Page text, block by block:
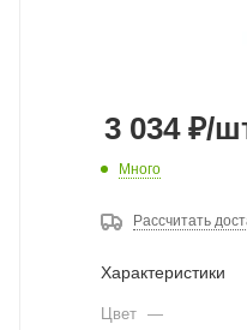
3 034₽/
Много
Рассчитать
Характеристики
Цвет —